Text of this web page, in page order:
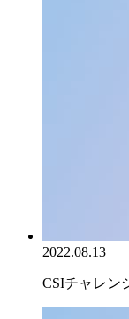
2022.08.13
CSIチャレン